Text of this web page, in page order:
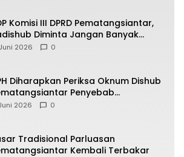
Komisi III DPRD Pematangsiantar,
Diminta Jangan Banyak
2026 0
Diharapkan Periksa Oknum Dishub
Penyebab
PAD Retribusi Parkir
2026 0
Tradisional Parluasan
Kembali Terbakar